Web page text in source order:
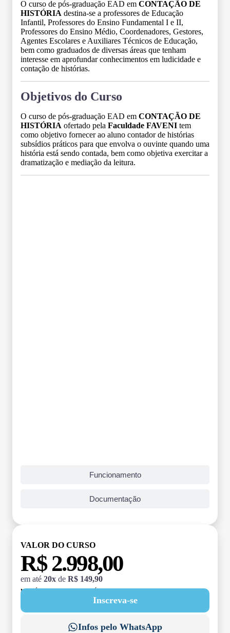
O curso de pós-graduação EAD em CONTAÇÃO DE
HISTÓRIA destina-se a professores de Educação
Infantil, Professores do Ensino Fundamental I e II,
Professores do Ensino Médio, Coordenadores, Gestores,
Agentes Escolares e Auxiliares Técnicos de Educação,
bem como graduados de diversas áreas que tenham
interesse em aprofundar conhecimentos em ludicidade e
contação de histórias.
Objetivos do Curso
O curso de pós-graduação EAD em CONTAÇÃO DE
HISTÓRIA ofertado pela Faculdade FAVENI tem
como objetivo fornecer ao aluno contador de histórias
subsídios práticos para que envolva o ouvinte quando uma
história está sendo contada, bem como objetiva exercitar a
dramatização e mediação da leitura.
Funcionamento
Documentação
VALOR DO CURSO
R$ 2.998,00
em até 20x de R$ 149,90
MATRÍCULA:
Inscreva-se
Infos pelo WhatsApp